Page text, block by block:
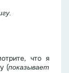
.
что я
(показывает